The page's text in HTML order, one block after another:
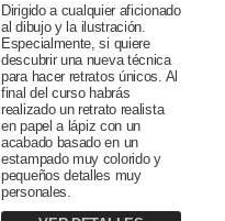
Dirigido a cualquier aficionado
al dibujo y la ilustración.
Especialmente, si quiere
descubrir una nueva técnica
para hacer retratos únicos. Al
final del curso habrás
realizado un retrato realista
en papel a lápiz con un
acabado basado en un
estampado muy colorido y
pequeños detalles muy
personales.